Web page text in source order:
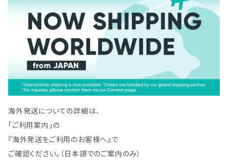
海外発送についての詳細は、
「ご利用案内」の
『海外発送をご利用のお客様へ』で
ご確認ください。（日本語でのご案内のみ）